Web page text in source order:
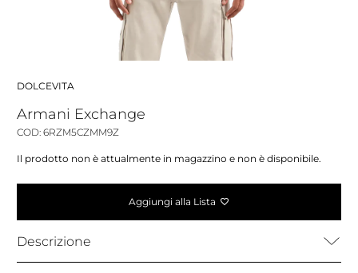
DOLCEVITA
Armani Exchange
COD: 6RZM5CZMM9Z
Il prodotto non è attualmente in magazzino e non è disponibile.
Aggiungi alla Lista
Descrizione